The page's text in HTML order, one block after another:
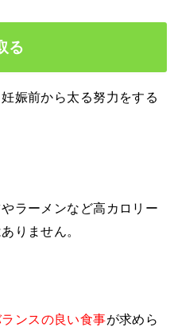
る
娠前から太る努力をする
ラーメンなど高カロリー
りません。
ンスの良い食事が求めら